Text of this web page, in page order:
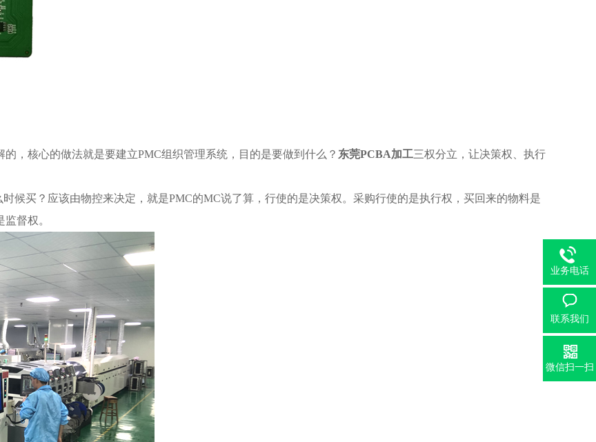
，核心的做法就是要建立PMC组织管理系统，目的是要做到什么？ 东莞PCBA加工三权分立，让决策权、执行
候买？应该由物控来决定，就是PMC的MC说了算，行使的是决策权。采购行使的是执行权，买回来的物料是
督权。
业务电话
联系我们
微信扫一扫